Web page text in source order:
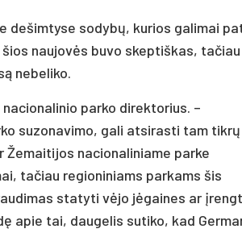
dešimtyse sodybų, kurios galimai
naujovės buvo skeptiškas, tačiau
nebeliko.
parko direktorius. –
suzonavimo, gali atsirasti tam tikrų
Žemaitijos nacionaliniame parke
tačiau regioniniams parkams šis
statyti vėjo jėgaines ar
apie tai, daugelis sutiko, kad